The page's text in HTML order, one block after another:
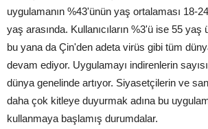
uygulamanın %43'ünün yaş ortalaması 18-
yaş arasında. Kullanıcıların %3'ü ise 55 yaş
bu yana da Çin'den adeta virüs gibi tüm
devam ediyor. Uygulamayı indirenlerin
dünya genelinde artıyor. Siyasetçilerin ve
daha çok kitleye duyurmak adına bu
kullanmaya başlamış durumdalar.